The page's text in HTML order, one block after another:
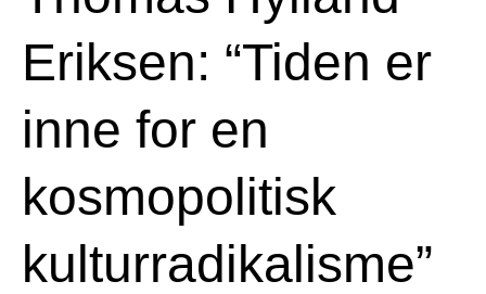
Eriksen: “Tiden er
inne for en
kosmopolitisk
kulturradikalisme”